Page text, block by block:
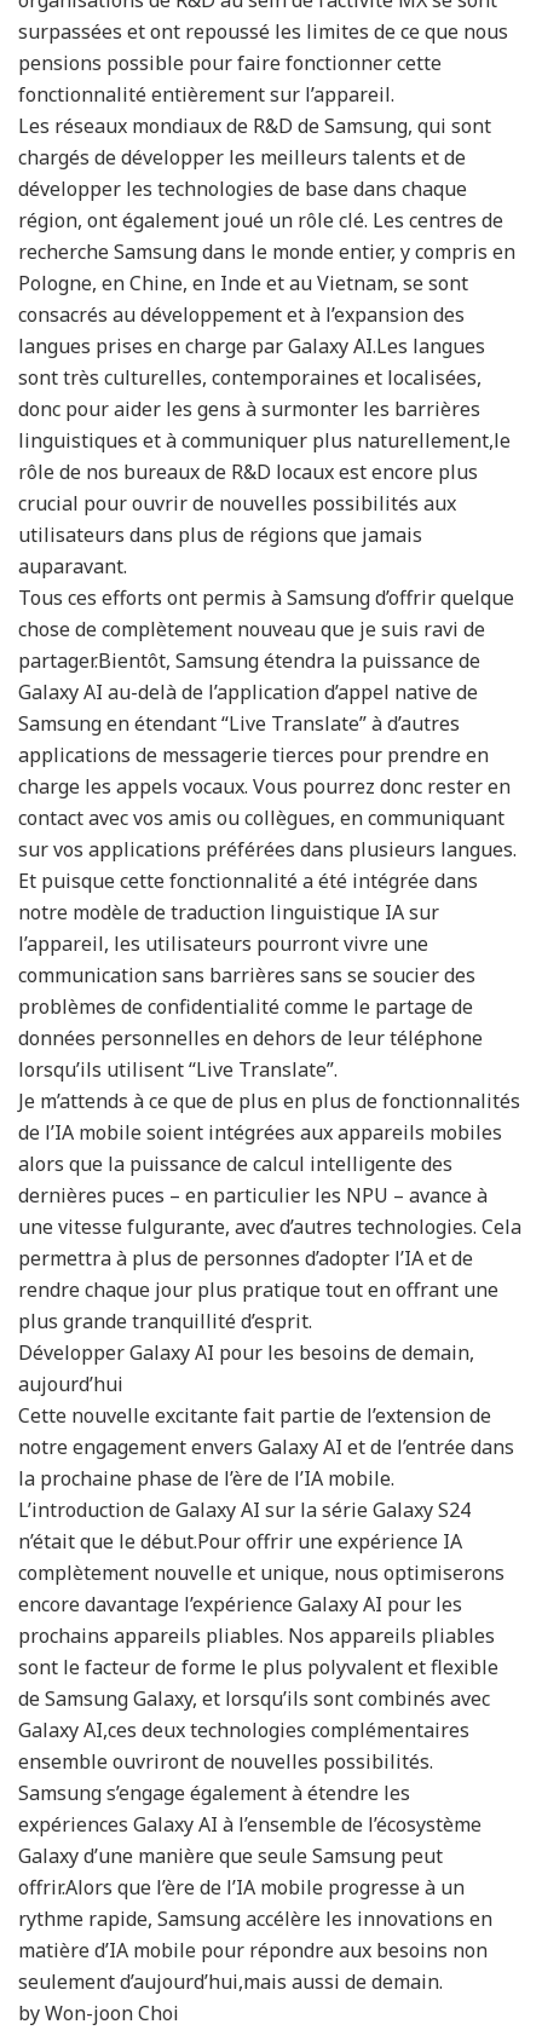
surpassées et ont repoussé les limites de ce que nous
pensions possible pour faire fonctionner cette
fonctionnalité entièrement sur l’appareil.
Les réseaux mondiaux de R&D de Samsung, qui sont
chargés de développer les meilleurs talents et de
développer les technologies de base dans chaque
région, ont également joué un rôle clé. Les centres de
recherche Samsung dans le monde entier, y compris en
Pologne, en Chine, en Inde et au Vietnam, se sont
consacrés au développement et à l’expansion des
langues prises en charge par Galaxy AI.Les langues
sont très culturelles, contemporaines et localisées,
donc pour aider les gens à surmonter les barrières
linguistiques et à communiquer plus naturellement,le
rôle de nos bureaux de R&D locaux est encore plus
crucial pour ouvrir de nouvelles possibilités aux
utilisateurs dans plus de régions que jamais
auparavant.
Tous ces efforts ont permis à Samsung d’offrir quelque
chose de complètement nouveau que je suis ravi de
partager.Bientôt, Samsung étendra la puissance de
Galaxy AI au-delà de l’application d’appel native de
Samsung en étendant “Live Translate” à d’autres
applications de messagerie tierces pour prendre en
charge les appels vocaux. Vous pourrez donc rester en
contact avec vos amis ou collègues, en communiquant
sur vos applications préférées dans plusieurs langues.
Et puisque cette fonctionnalité a été intégrée dans
notre modèle de traduction linguistique IA sur
l’appareil, les utilisateurs pourront vivre une
communication sans barrières sans se soucier des
problèmes de confidentialité comme le partage de
données personnelles en dehors de leur téléphone
lorsqu’ils utilisent “Live Translate”.
Je m’attends à ce que de plus en plus de fonctionnalités
de l’IA mobile soient intégrées aux appareils mobiles
alors que la puissance de calcul intelligente des
dernières puces – en particulier les NPU – avance à
une vitesse fulgurante, avec d’autres technologies. Cela
permettra à plus de personnes d’adopter l’IA et de
rendre chaque jour plus pratique tout en offrant une
plus grande tranquillité d’esprit.
Développer Galaxy AI pour les besoins de demain,
aujourd’hui
Cette nouvelle excitante fait partie de l’extension de
notre engagement envers Galaxy AI et de l’entrée dans
la prochaine phase de l’ère de l’IA mobile.
L’introduction de Galaxy AI sur la série Galaxy S24
n’était que le début.Pour offrir une expérience IA
complètement nouvelle et unique, nous optimiserons
encore davantage l’expérience Galaxy AI pour les
prochains appareils pliables. Nos appareils pliables
sont le facteur de forme le plus polyvalent et flexible
de Samsung Galaxy, et lorsqu’ils sont combinés avec
Galaxy AI,ces deux technologies complémentaires
ensemble ouvriront de nouvelles possibilités.
Samsung s’engage également à étendre les
expériences Galaxy AI à l’ensemble de l’écosystème
Galaxy d’une manière que seule Samsung peut
offrir.Alors que l’ère de l’IA mobile progresse à un
rythme rapide, Samsung accélère les innovations en
matière d’IA mobile pour répondre aux besoins non
seulement d’aujourd’hui,mais aussi de demain.
by Won-joon Choi